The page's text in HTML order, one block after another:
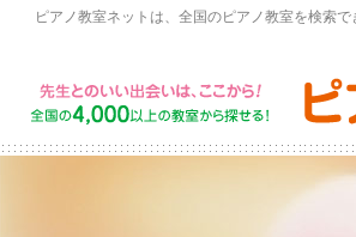
ピアノ教室ネットは、全国のピアノ教室を検索